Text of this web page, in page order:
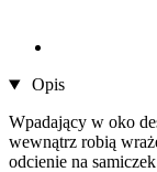
Opis
Wpadający w oko
wewnątrz robią
odcienie na